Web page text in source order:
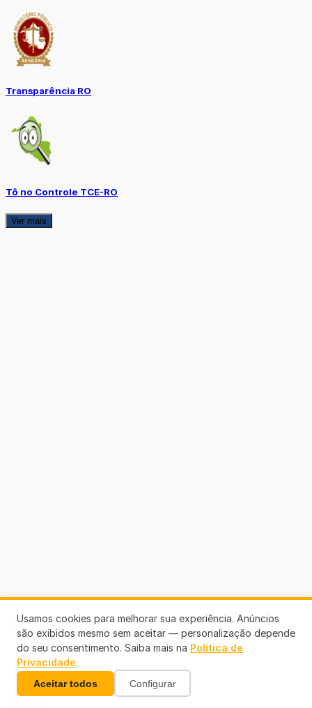
Transparência RO
Tô no Controle TCE-RO
Ver mais
Telefones Úteis
Usamos cookies para melhorar sua experiência. Anúncios
são exibidos mesmo sem aceitar — personalização depende
do seu consentimento. Saiba mais na Política de
Privacidade.
Aceitar todos Configurar